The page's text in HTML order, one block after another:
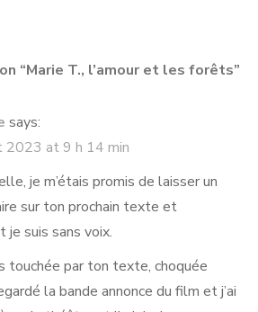
“Marie T., l’amour et les forêts”
says:
2023 at 9 h 14 min
je m’étais promis de laisser un
sur ton prochain texte et
je suis sans voix.
touchée par ton texte, choquée
la bande annonce du film et j’ai